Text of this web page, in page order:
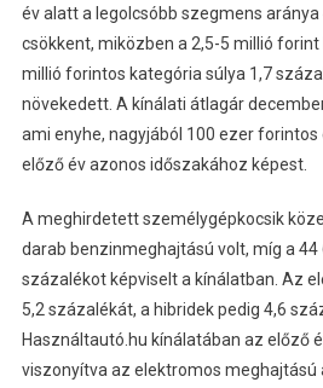
év alatt a legolcsóbb szegmens
csökkent, miközben a 2,5-5 millió
millió forintos kategória súlya 1,7
növekedett. A kínálati átlagár
ami enyhe, nagyjából 100 ezer
előző év azonos időszakához képest.
A meghirdetett személygépkocsik
darab benzinmeghajtású volt, míg a 44
százalékot képviselt a kínálatban. Az
5,2 százalékát, a hibridek pedig 4,6
Használtautó.hu kínálatában az előző
viszonyítva az elektromos meghajtású